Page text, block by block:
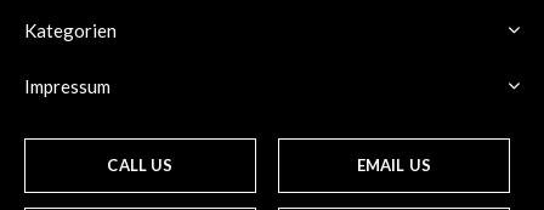
Kategorien
Impressum
CALL US EMAIL US